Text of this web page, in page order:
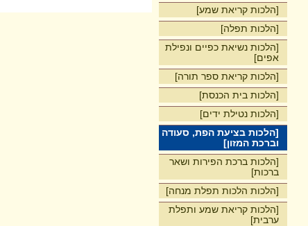
[הלכות קריאת שמע]
[הלכות תפלה]
[הלכות נשיאת כפיים ונפילת
אפים]
[הלכות קריאת ספר תורה]
[הלכות בית הכנסת]
[הלכות נטילת ידים]
[הלכות בציעת הפת, סעודה
וברכת המזון]
[הלכות ברכת הפירות ושאר
ברכות]
[הלכות הלכות תפלת מנחה]
[הלכות קריאת שמע ותפלת
ערבית]